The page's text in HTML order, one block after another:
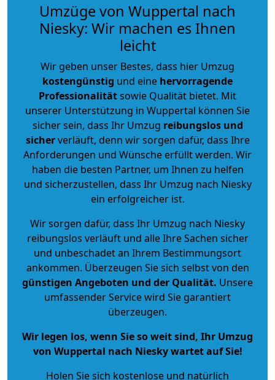
Umzüge von Wuppertal nach
Niesky: Wir machen es Ihnen
leicht
Wir geben unser Bestes, dass hier Umzug
kostengünstig und eine hervorragende
Professionalitätsowie Qualität bietet. Mit
unserer Unterstützung in Wuppertal können Sie
sicher sein, dass Ihr Umzug reibungslos und
sicherverläuft, denn wir sorgen dafür, dass Ihre
Anforderungen und Wünsche erfüllt werden. Wir
haben die besten Partner, um Ihnen zu helfen
und sicherzustellen, dass Ihr Umzug nach Niesky
ein erfolgreicher ist.
Wir sorgen dafür, dass Ihr Umzug nach Niesky
reibungslos verläuft und alle Ihre Sachen sicher
und unbeschadet an Ihrem Bestimmungsort
ankommen. Überzeugen Sie sich selbst von den
günstigen Angeboten und der Qualität. Unsere
umfassender Service wird Sie garantiert
überzeugen.
Wir legen los, wenn Sie so weit sind, Ihr Umzug
von Wuppertal nach Niesky wartet auf Sie!
Holen Sie sich kostenlose und natürlich